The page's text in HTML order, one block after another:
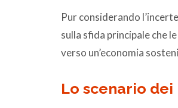
Pur considerando
sulla sfida principale che
verso un’economia
Lo scenario